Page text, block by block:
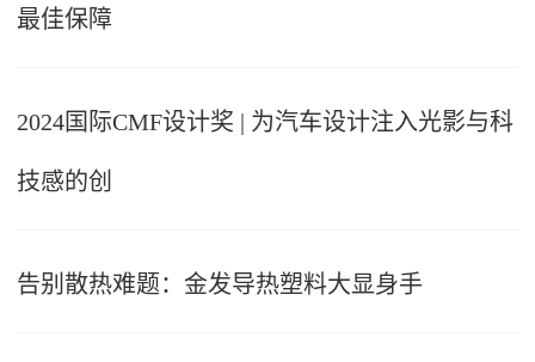
最佳保障
2024国际CMF设计奖 | 为汽车设计注入光影与科
技感的创
告别散热难题：金发导热塑料大显身手